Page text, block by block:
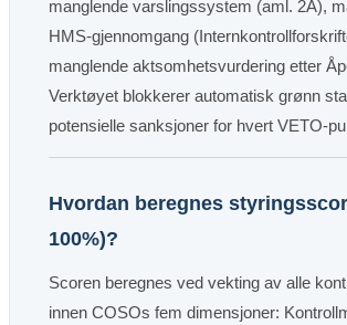
manglende varslingssystem (aml. 2A),
HMS-gjennomgang
manglende aktsomhetsvurdering etter
Verktøyet blokkerer automatisk grønn
potensielle sanksjoner for hvert VETO-
Hvordan beregnes
100%)?
Scoren beregnes ved vekting av alle
innen COSOs fem dimensjoner: